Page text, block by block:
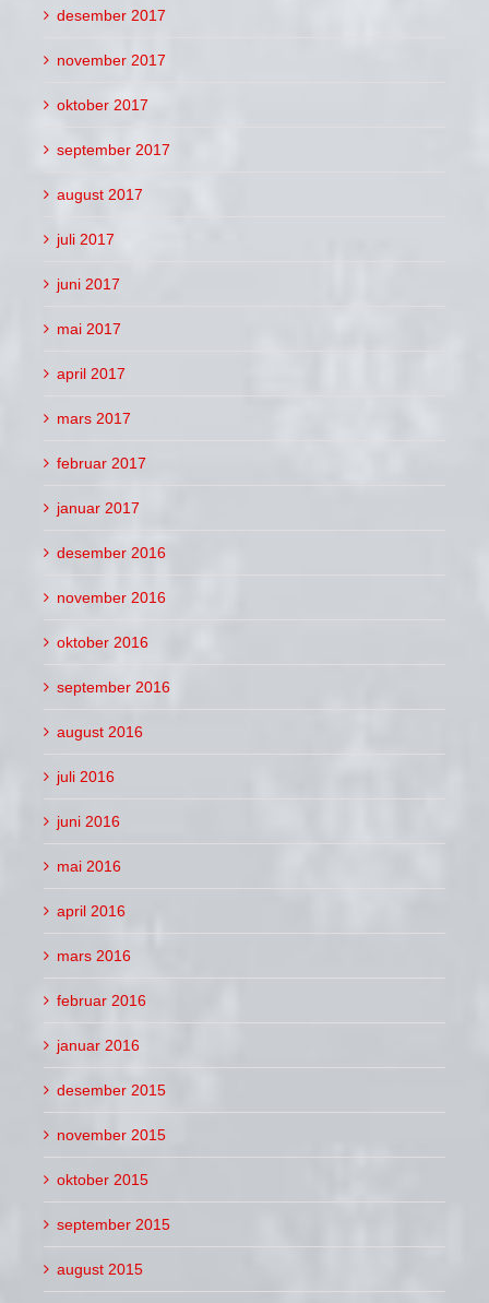
desember 2017
november 2017
oktober 2017
september 2017
august 2017
juli 2017
juni 2017
mai 2017
april 2017
mars 2017
februar 2017
januar 2017
desember 2016
november 2016
oktober 2016
september 2016
august 2016
juli 2016
juni 2016
mai 2016
april 2016
mars 2016
februar 2016
januar 2016
desember 2015
november 2015
oktober 2015
september 2015
august 2015